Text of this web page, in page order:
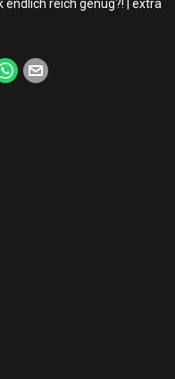
endlich reich genug?! | extra